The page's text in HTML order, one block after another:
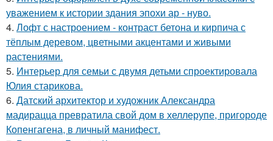
уважением к истории здания эпохи ар - нуво.
4. Лофт с настроением - контраст бетона и кирпича с
тёплым деревом, цветными акцентами и живыми
растениями.
5. Интерьер для семьи с двумя детьми спроектировала
Юлия старикова.
6. Датский архитектор и художник Александра
мадирацца превратила свой дом в хеллерупе, пригороде
Копенгагена, в личный манифест.